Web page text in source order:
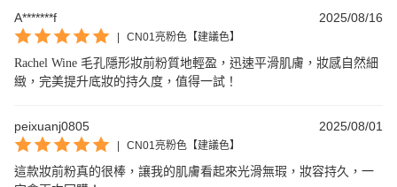
A*******f
2025/08/16
| CN01亮粉色【建議色】
Rachel Wine 毛孔隱形妝前粉質地輕盈，迅速平滑肌膚，妝感自然細
緻，完美提升底妝的持久度，值得一試！
peixuanj0805 2025/08/01
| CN01亮粉色【建議色】
這款妝前粉真的很棒，讓我的肌膚看起來光滑無瑕，妝容持久，一